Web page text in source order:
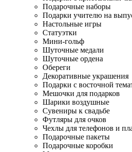
Подарочные наборы
Подарки учителю на
Настольные игры
Статуэтки
Мини-гольф
Шуточные медали
Шуточные ордена
Обереги
Декоративные украшения
Подарки с восточной
Мешочки для подарков
Шарики воздушные
Сувениры к свадьбе
Футляры для очков
Чехлы для телефонов и
Подарочные пакеты
Подарочные коробки